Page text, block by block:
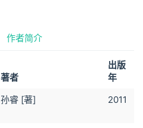
作者简介
著者
出版
年
孙睿 [著] 2011